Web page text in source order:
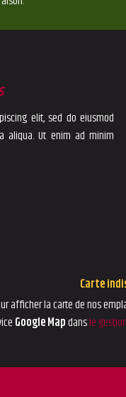
elit, sed do eiusmod
aliqua. Ut enim ad minim
Carte
afficher la carte de nos
Google Mapdansle